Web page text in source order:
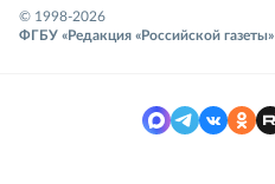
© 1998-2026
ФГБУ «Редакция «Российской газеты»